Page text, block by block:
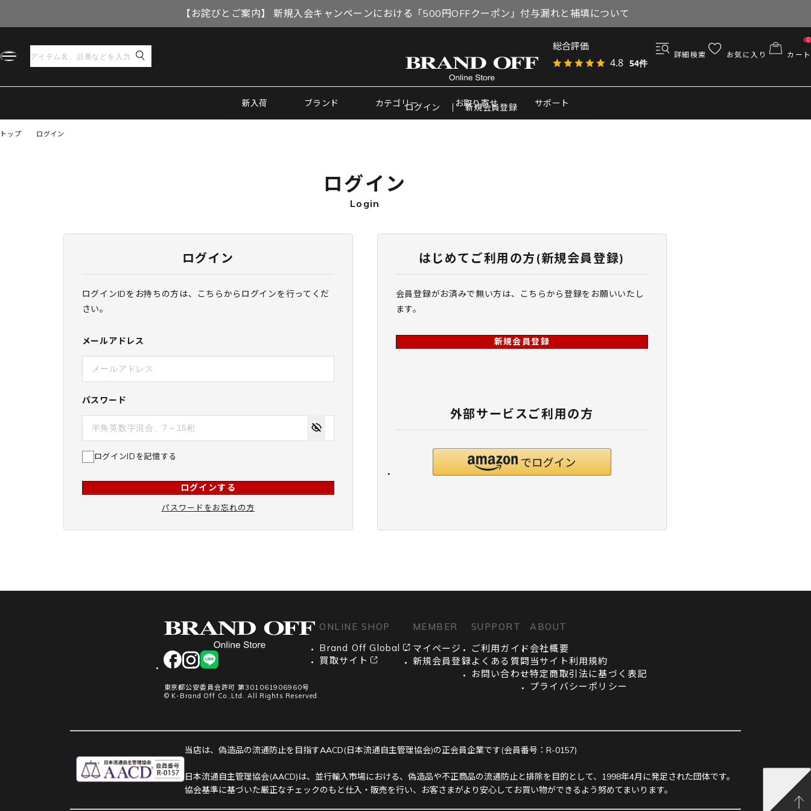
【お詫びとご案内】 新規入会キャンペーンにおける「500円OFFクーポン」付与漏れと補填について
総合評価
4.8 54件
詳細検索 お気に入り カート
0
新入荷 ブランド カテゴリー お取り寄せ サポート
ログイン 新規会員登録
トップ ログイン
ログイン
Login
ログイン
ログインIDをお持ちの方は、こちらからログインを行ってくだ
さい。
メールアドレス
パスワード
ログインIDを記憶する
ログインする
パスワードをお忘れの方
はじめてご利用の方(新規会員登録)
会員登録がお済みで無い方は、こちらから登録をお願いいたし
ます。
新規会員登録
外部サービスご利用の方
facebookinstagram
LINE
東京都公安委員会許可 第301061906960号
© K-Brand Off Co.,Ltd. All Rights Reserved.
ONLINE SHOP
Brand Off Global
買取サイト
MEMBER
マイページ
新規会員登録
SUPPORT
ご利用ガイド
よくある質問
お問い合わせ
ABOUT
会社概要
当サイト利用規約
特定商取引法に基づく表記
プライバシーポリシー
当店は、偽造品の流通防止を目指すAACD(日本流通自主管理協会)の正会員企業です(会員番号：R-0157)
日本流通自主管理協会(AACD)は、並行輸入市場における、偽造品や不正商品の流通防止と排除を目的として、1998年4月に発足された団体です。
協会基準に基づいた厳正なチェックのもと仕入・販売を行い、お客さまがより安心してお買い物ができるよう努めてまいります。